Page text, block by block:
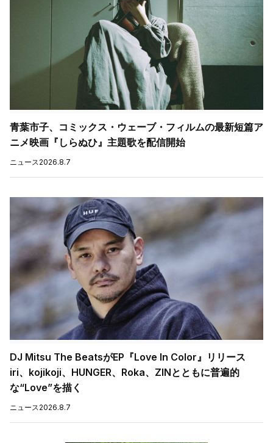
青葉市子、コミックス・ウェーブ・フィルムの最新短篇ア
ニメ映画『しらぬひ』主題歌を配信開始
ニュース 2026.8.7
DJ Mitsu The BeatsがEP『Love In Color』リリース
iri、kojikoji、HUNGER、Roka、ZINとともに普遍的
な“Love”を描く
ニュース 2026.8.7